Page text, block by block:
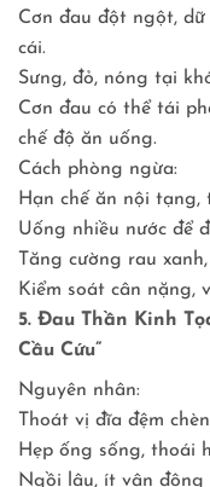
Cơn đau đột ngột,
cái.
Sưng, đỏ, nóng tại
Cơn đau có thể tái
chế độ ăn uống.
Cách phòng ngừa:
Hạn chế ăn nội tạng,
Uống nhiều nước để
Tăng cường rau
Kiểm soát cân nặng,
5. Đau Thần Kinh
Cầu Cứu”
Nguyên nhân:
Thoát vị đĩa đệm
Hẹp ống sống, thoái
Ngồi lâu, ít vận động